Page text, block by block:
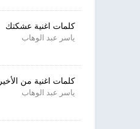
كلمات اغنية عشكتك
ياسر عبد الوهاب
كلمات اغنية من الأخير
ياسر عبد الوهاب